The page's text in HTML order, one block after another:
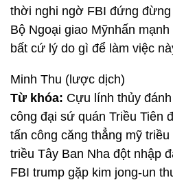
thời nghi ngờ FBI đứng
Bộ Ngoại giao Mỹnhấn
bất cứ lý do gì để làm việc
Minh Thu (lược dịch)
Từ khóa: Cựu lính thủy
công đại sứ quán Triều Tiên
tấn công căng thẳng mỹ
triều Tây Ban Nha đột nhập
FBI trump gặp kim jong-un